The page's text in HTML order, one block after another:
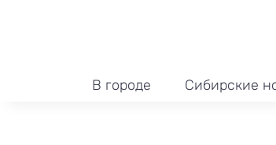
В городе Сибирские